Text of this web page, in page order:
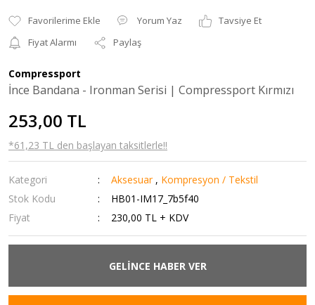
Yorum Yaz
Tavsiye Et
Fiyat Alarmı
Paylaş
Compressport
İnce Bandana - Ironman Serisi | Compressport Kırmızı
253,00 TL
*61,23 TL den başlayan taksitlerle!!
Kategori Aksesuar , Kompresyon / Tekstil
Stok Kodu
HB01-IM17_7b5f40
Fiyat
230,00 TL + KDV
GELİNCE HABER VER